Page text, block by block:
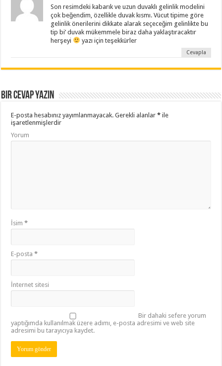
Son resimdeki kabarık ve uzun duvaklı gelinlik modelini
çok beğendim, özellikle duvak kısmı. Vücut tipime göre
gelinlik önerilerini dikkate alarak seçeceğim gelinlikte bu
tip bi’ duvak mükemmele biraz daha yaklaştıracaktır
herşeyi
yazı için teşekkürler
Cevapla
Bir cevap yazın
E-posta hesabınız yayımlanmayacak. Gerekli alanlar* ile
işaretlenmişlerdir
Yorum
İsim*
E-posta*
İnternet sitesi
Bir dahaki sefere yorum
yaptığımda kullanılmak üzere adımı, e-posta adresimi ve web site
adresimi bu tarayıcıya kaydet.